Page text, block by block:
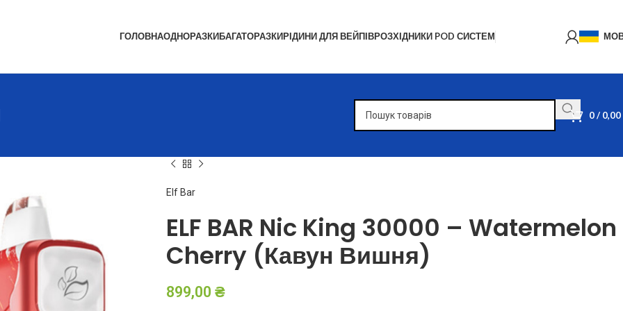
ГОЛОВНАОДНОРАЗКИБАГАТОРАЗКИРІДИНИ ДЛЯ ВЕЙПІВРОЗХІДНИКИ POD СИСТЕМ
0/ 0,00
Elf Bar
ELF BAR Nic King 30000 – Watermelon
Cherry (Кавун Вишня)
899,00 ₴